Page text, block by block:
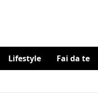
Lifestyle Fai da te